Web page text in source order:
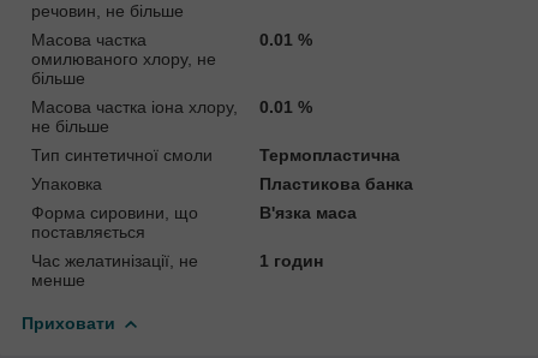
речовин, не більше
Масова частка
омилюваного хлору, не
більше
0.01 %
Масова частка іона хлору,
не більше
0.01 %
Тип синтетичної смоли
Термопластична
Упаковка
Пластикова банка
Форма сировини, що
поставляється
В'язка маса
Час желатинізації, не
менше
1 годин
Приховати